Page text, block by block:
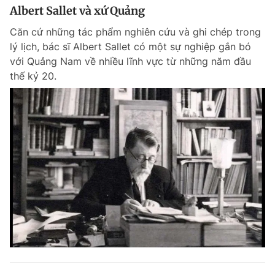
Albert Sallet và xứ Quảng
Căn cứ những tác phẩm nghiên cứu và ghi chép trong
lý lịch, bác sĩ Albert Sallet có một sự nghiệp gắn bó
với Quảng Nam về nhiều lĩnh vực từ những năm đầu
thế kỷ 20.